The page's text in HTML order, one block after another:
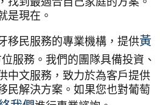
是現在。
移民服務的專業機構，提供黃
服務。我們的團隊具備投資、
中文服務，致力於為客戶提供
民解決方案。如果您也對葡萄